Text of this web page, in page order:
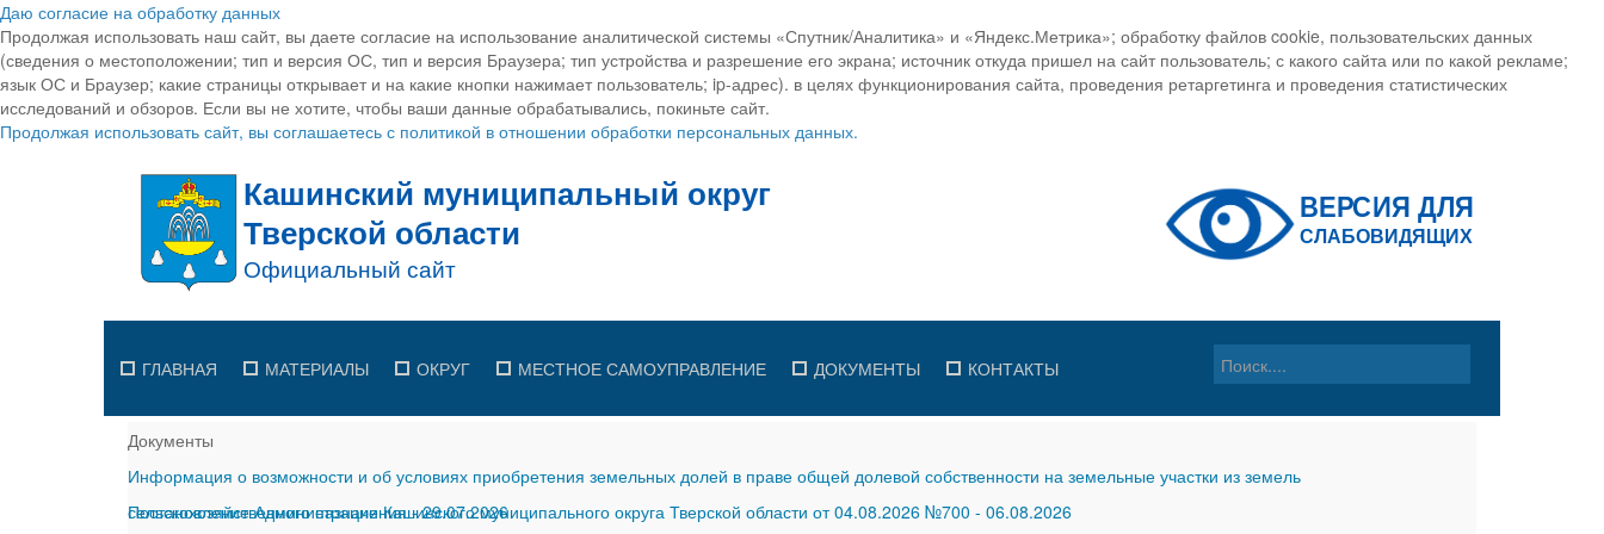
Даю согласие на обработку данных
Продолжая использовать наш сайт, вы даете согласие на использование аналитической системы «Спутник/Аналитика» и «Яндекс.Метрика»; обработку файлов cookie, пользовательских данных
(сведения о местоположении; тип и версия ОС, тип и версия Браузера; тип устройства и разрешение его экрана; источник откуда пришел на сайт пользователь; с какого сайта или по какой рекламе;
язык ОС и Браузер; какие страницы открывает и на какие кнопки нажимает пользователь; ip-адрес). в целях функционирования сайта, проведения ретаргетинга и проведения статистических
исследований и обзоров. Если вы не хотите, чтобы ваши данные обрабатывались, покиньте сайт.
Продолжая использовать сайт, вы соглашаетесь с политикой в отношении обработки персональных данных.
ГЛАВНАЯ МАТЕРИАЛЫ ОКРУГ МЕСТНОЕ САМОУПРАВЛЕНИЕ ДОКУМЕНТЫ КОНТАКТЫ
Документы
Информация о возможности и об условиях приобретения земельных долей в праве общей долевой собственности на земельные участки из земель
сельскохозяйственного назначения-29.07.2026
Постановление Администрации Кашинского муниципального округа Тверской области от 04.08.2026 №700 - 06.08.2026